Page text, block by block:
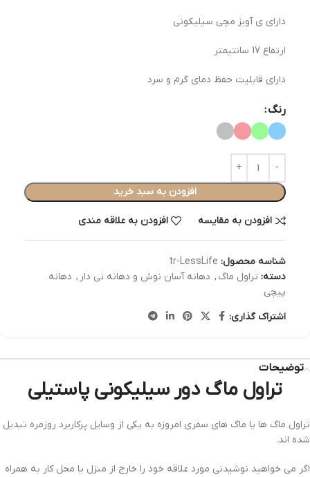
دارای ی آویز مچی سیلیکونی
ارتفاع 17 سانتیمتر
دارای قابلیت حفظ دمای گرم و سرد
رنگ
افزودن به سبد خرید
افزودن به مقایسه افزودن به علاقه مندی
شناسه محصول: tr-LessLife
دسته: تراول ماگ , دهانه آسان نوش و دهانه نی دار , دهانه
پیچی
اشتراک گذاری:
توضیحات
تراول ماگ دور سیلیکونی پاستیلی
تراول ماگ ها یا ماگ های سفری امروزه به یکی از وسایل پرکاربرد روزمره تبدیل
شده اند.
اگر می خواهید نوشیدنی مورد علاقه خود را خارج از منزل یا محل کار به همراه